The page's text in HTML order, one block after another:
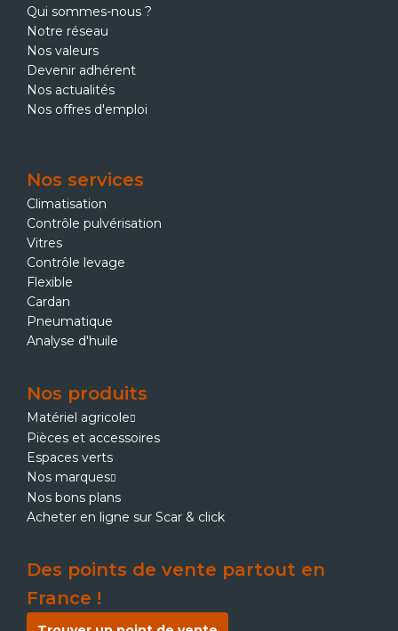
Qui sommes-nous ?
Notre réseau
Nos valeurs
Devenir adhérent
Nos actualités
Nos offres d'emploi
Nos services
Climatisation
Contrôle pulvérisation
Vitres
Contrôle levage
Flexible
Cardan
Pneumatique
Analyse d'huile
Nos produits
Matériel agricole
Pièces et accessoires
Espaces verts
Nos marques
Nos bons plans
Acheter en ligne sur Scar & click
Des points de vente partout en
France !